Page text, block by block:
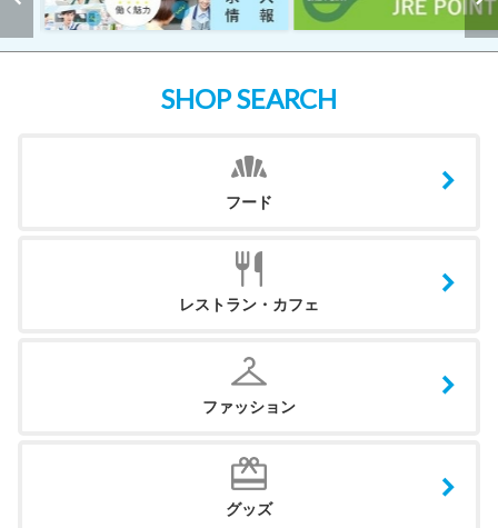
SHOP SEARCH
フード
レストラン・カフェ
ファッション
グッズ